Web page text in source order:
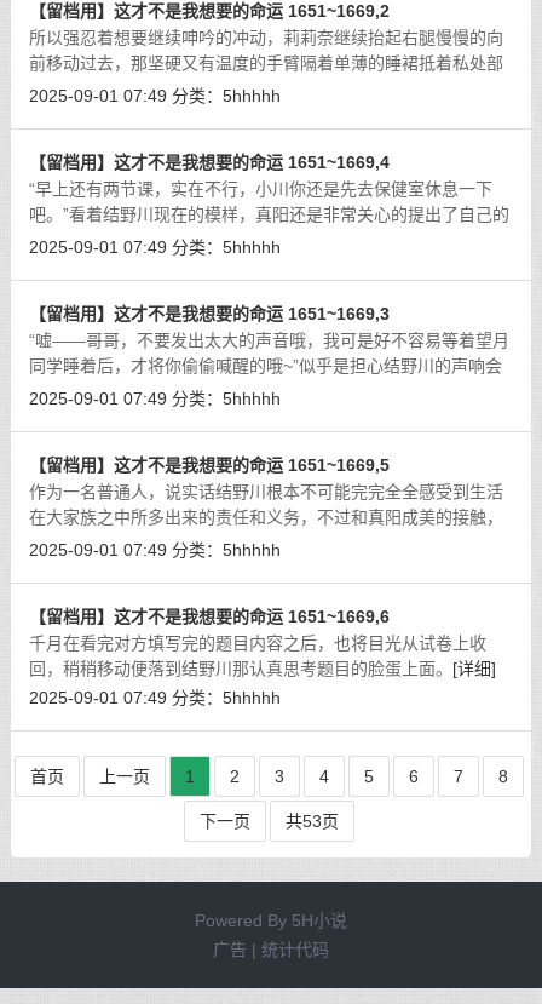
【留档用】这才不是我想要的命运 1651~1669,2
所以强忍着想要继续呻吟的冲动，莉莉奈继续抬起右腿慢慢的向
前移动过去，那坚硬又有温度的手臂隔着单薄的睡裙抵着私处部
位，并且伴随着移动产生摩擦的刺激感，连带着都蹭到了上面的
2025-09-01 07:49 分类： 5hhhhh
【留档用】这才不是我想要的命运 1651~1669,4
“早上还有两节课，实在不行，小川你还是先去保健室休息一下
吧。”看着结野川现在的模样，真阳还是非常关心的提出了自己的
建议。[详细]
2025-09-01 07:49 分类： 5hhhhh
【留档用】这才不是我想要的命运 1651~1669,3
“嘘——哥哥，不要发出太大的声音哦，我可是好不容易等着望月
同学睡着后，才将你偷偷喊醒的哦~”似乎是担心结野川的声响会
将睦研吵醒，莉莉奈附在他的耳边继续轻声说道。
2025-09-01 07:49 分类： 5hhhhh
【留档用】这才不是我想要的命运 1651~1669,5
作为一名普通人，说实话结野川根本不可能完完全全感受到生活
在大家族之中所多出来的责任和义务，不过和真阳成美的接触，
和琼斯米歇尔的接触，和明日香的接触，以及和美贵子的接触，
2025-09-01 07:49 分类： 5hhhhh
【留档用】这才不是我想要的命运 1651~1669,6
千月在看完对方填写完的题目内容之后，也将目光从试卷上收
回，稍稍移动便落到结野川那认真思考题目的脸蛋上面。 [详细]
2025-09-01 07:49 分类： 5hhhhh
首页 上一页 1 2 3 4 5 6 7 8
下一页 共53页
Powered By 5H小说
广告 | 统计代码